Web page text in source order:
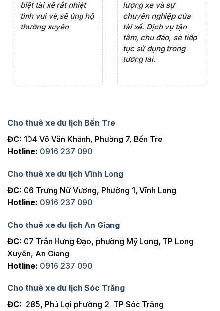
biệt tài xế rất nhiệt
tình vui vẻ,sẽ ủng hộ
thường xuyên
lượng xe và sự
chuyên nghiệp của
tài xế. Dịch vụ tận
tâm, chu đáo, sẽ tiếp
tục sử dụng trong
tương lai.
Cho thuê xe du lịch Bến Tre
ĐC: 104 Võ Văn Khánh, Phường 7, Bến Tre
Hotline: 0916 237 090
Cho thuê xe du lịch Vĩnh Long
ĐC: 06 Trưng Nữ Vương, Phường 1, Vĩnh Long
Hotline: 0916 237 090
Cho thuê xe du lịch An Giang
ĐC: 07 Trần Hưng Đạo, phường Mỹ Long, TP Long
Xuyên, An Giang
Hotline: 0916 237 090
Cho thuê xe du lịch Sóc Trăng
ĐC: 285, Phú Lợi phường 2, TP Sóc Trăng